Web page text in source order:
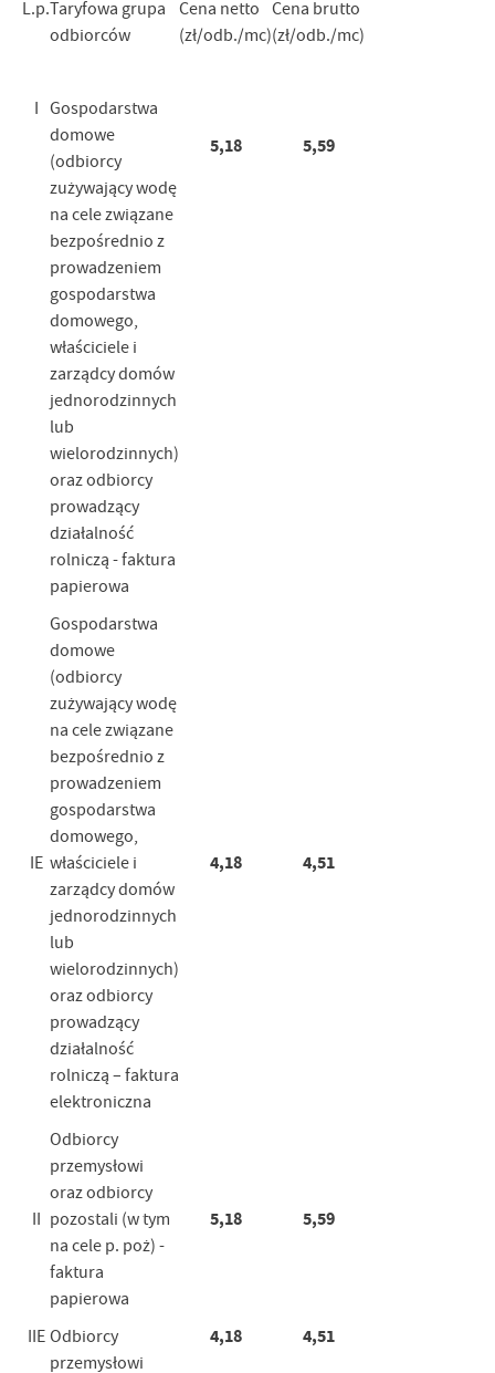
L.p.Taryfowa grupa
odbiorców
Cena netto
(zł/odb./mc)
Cena brutto
(zł/odb./mc)
I Gospodarstwa
domowe
(odbiorcy
zużywający wodę
na cele związane
bezpośrednio z
prowadzeniem
gospodarstwa
domowego,
właściciele i
zarządcy domów
jednorodzinnych
lub
wielorodzinnych)
oraz odbiorcy
prowadzący
działalność
rolniczą - faktura
papierowa
5,18 5,59
IE
Gospodarstwa
domowe
(odbiorcy
zużywający wodę
na cele związane
bezpośrednio z
prowadzeniem
gospodarstwa
domowego,
właściciele i
zarządcy domów
jednorodzinnych
lub
wielorodzinnych)
oraz odbiorcy
prowadzący
działalność
rolniczą – faktura
elektroniczna
4,18 4,51
II
Odbiorcy
przemysłowi
oraz odbiorcy
pozostali (w tym
na cele p. poż) -
faktura
papierowa
5,18 5,59
IIE Odbiorcy
przemysłowi
4,18 4,51